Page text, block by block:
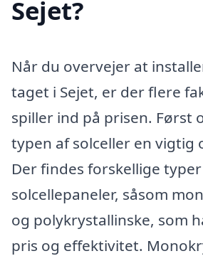
Sejet?
Når du overvejer at
taget i Sejet, er der flere
spiller ind på prisen. Først
typen af solceller en vigtig
Der findes forskellige typer
solcellepaneler, såsom
og polykrystallinske, som
pris og effektivitet.